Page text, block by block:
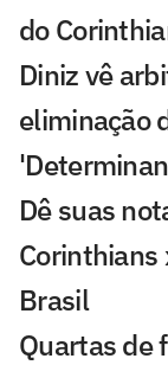
do
Diniz vê
eliminação
Dê suas
Corinthians
Brasil
Quartas de